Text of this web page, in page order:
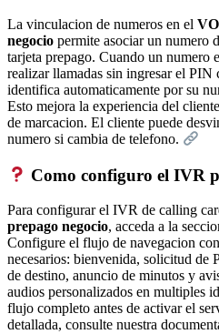
La vinculacion de numeros en el
negocio permite asociar un numero
tarjeta prepago. Cuando un numero
realizar llamadas sin ingresar el PIN
identifica automaticamente por su
Esto mejora la experiencia del
de marcacion. El cliente puede
numero si cambia de telefono.
Como configuro el IVR
Para configurar el IVR de calling
prepago negocio, acceda a la
Configure el flujo de navegacion
necesarios: bienvenida, solicitud de
de destino, anuncio de minutos y
audios personalizados en multiples
flujo completo antes de activar el
detallada, consulte nuestra